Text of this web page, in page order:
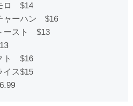
ロ $14
ャーハン $16
ースト $13
ト $16
イス$15